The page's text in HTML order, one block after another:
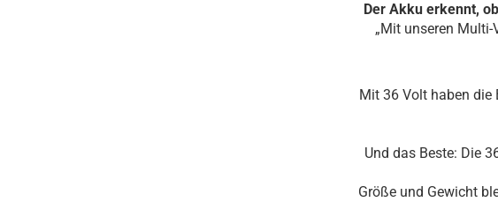
Der Akku erkennt,
„Mit unseren
Mit 36 Volt haben die
Und das Beste: Die
Größe und Gewicht